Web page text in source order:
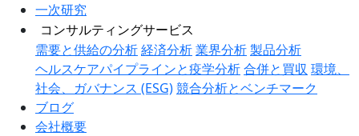
一次研究
コンサルティングサービス
需要と供給の分析経済分析業界分析製品分析
ヘルスケアパイプラインと疫学分析合併と買収 環境、
社会、ガバナンス (ESG)競合分析とベンチマーク
ブログ
会社概要